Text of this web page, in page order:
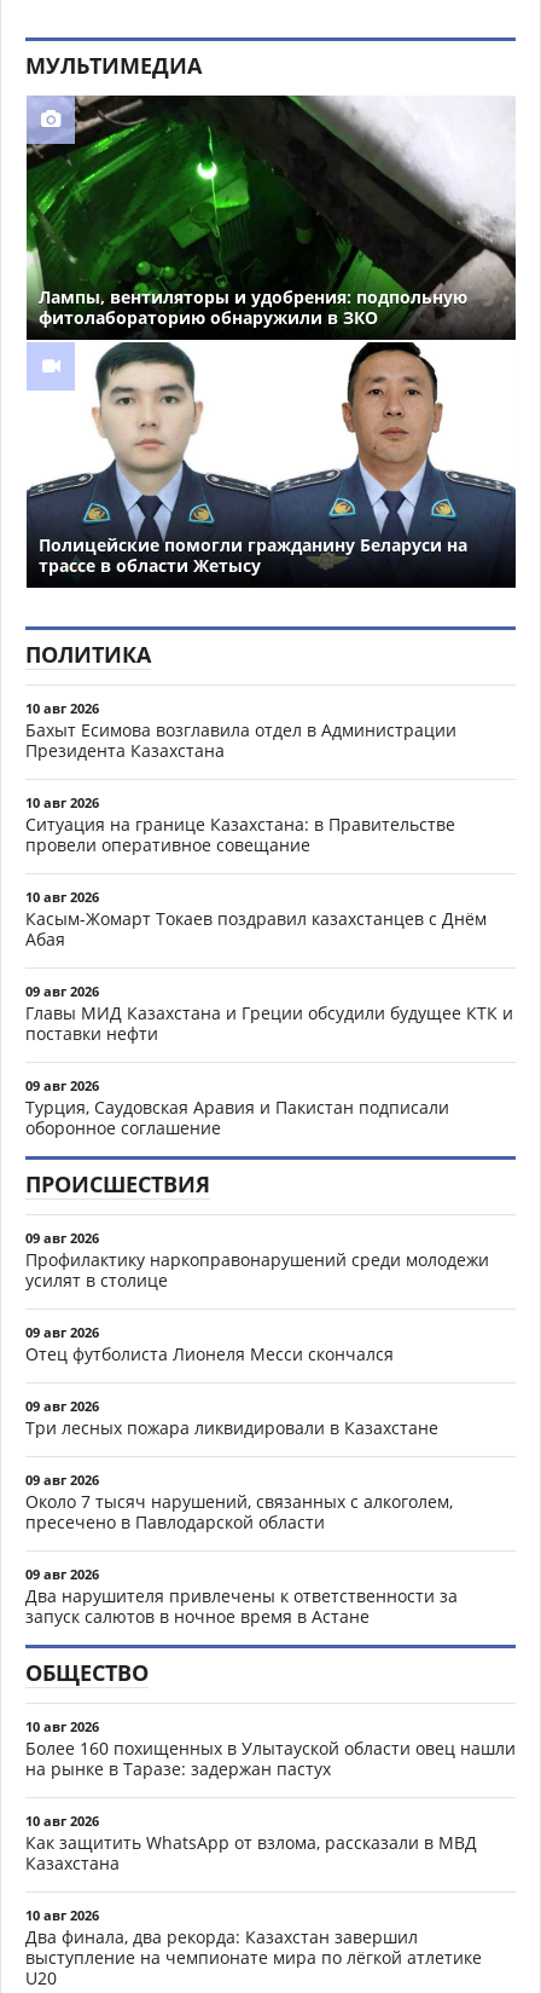
МУЛЬТИМЕДИА
Лампы, вентиляторы и удобрения: подпольную
фитолабораторию обнаружили в ЗКО
Полицейские помогли гражданину Беларуси на
трассе в области Жетысу
ПОЛИТИКА
10 авг 2026
Бахыт Есимова возглавила отдел в Администрации
Президента Казахстана
10 авг 2026
Ситуация на границе Казахстана: в Правительстве
провели оперативное совещание
10 авг 2026
Касым-Жомарт Токаев поздравил казахстанцев с Днём
Абая
09 авг 2026
Главы МИД Казахстана и Греции обсудили будущее КТК и
поставки нефти
09 авг 2026
Турция, Саудовская Аравия и Пакистан подписали
оборонное соглашение
ПРОИСШЕСТВИЯ
09 авг 2026
Профилактику наркоправонарушений среди молодежи
усилят в столице
09 авг 2026
Отец футболиста Лионеля Месси скончался
09 авг 2026
Три лесных пожара ликвидировали в Казахстане
09 авг 2026
Около 7 тысяч нарушений, связанных с алкоголем,
пресечено в Павлодарской области
09 авг 2026
Два нарушителя привлечены к ответственности за
запуск салютов в ночное время в Астане
ОБЩЕСТВО
10 авг 2026
Более 160 похищенных в Улытауской области овец нашли
на рынке в Таразе: задержан пастух
10 авг 2026
Как защитить WhatsApp от взлома, рассказали в МВД
Казахстана
10 авг 2026
Два финала, два рекорда: Казахстан завершил
выступление на чемпионате мира по лёгкой атлетике
U20